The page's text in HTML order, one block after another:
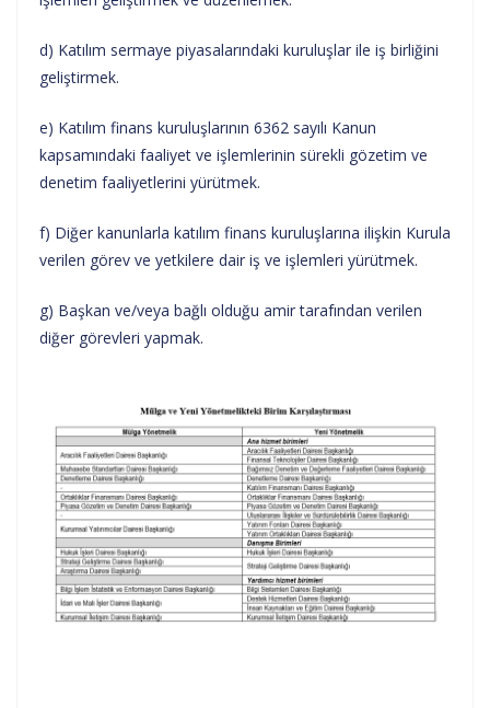
d) Katılım sermaye piyasalarındaki kuruluşlar ile iş birliğini
geliştirmek.
e) Katılım finans kuruluşlarının 6362 sayılı Kanun
kapsamındaki faaliyet ve işlemlerinin sürekli gözetim ve
denetim faaliyetlerini yürütmek.
f) Diğer kanunlarla katılım finans kuruluşlarına ilişkin Kurula
verilen görev ve yetkilere dair iş ve işlemleri yürütmek.
g) Başkan ve/veya bağlı olduğu amir tarafından verilen
diğer görevleri yapmak.